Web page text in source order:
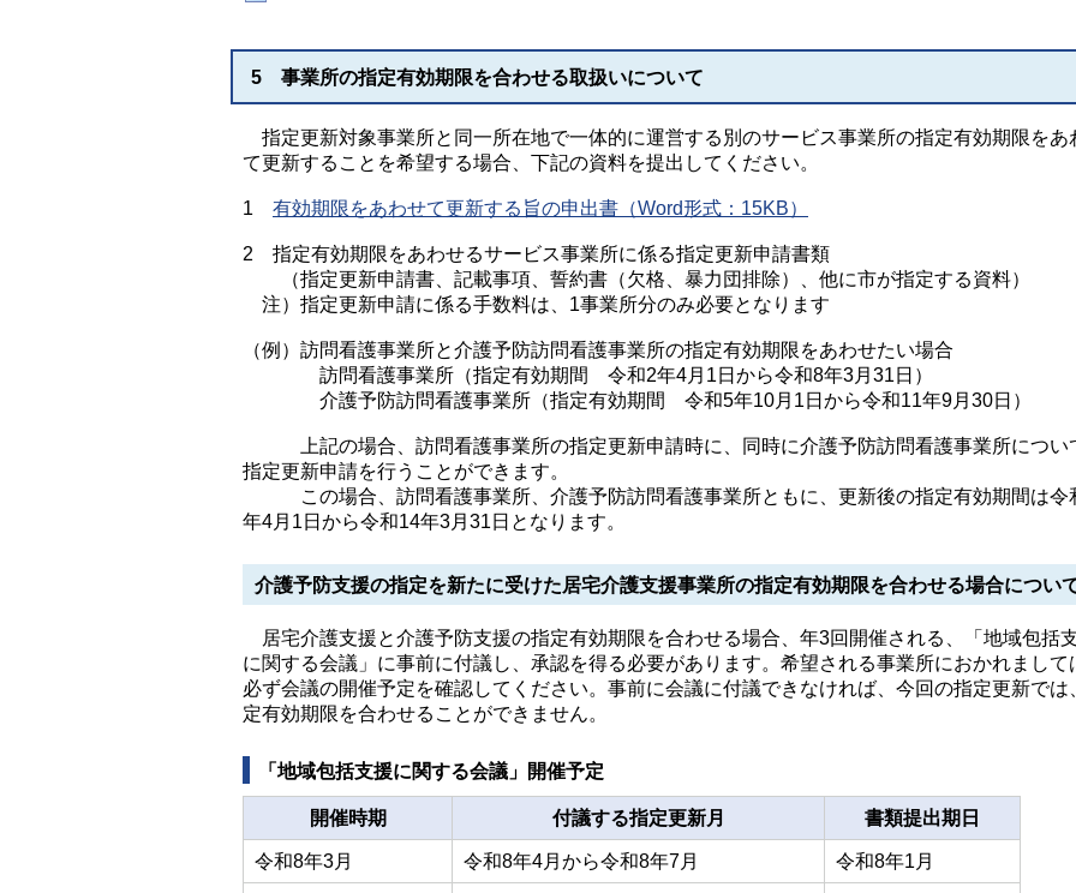
5 事業所の指定有効期限を合わせる取扱いについて
指定更新対象事業所と同一所在地で一体的に運営する別のサービス事業所の指定有効期限をあ
て更新することを希望する場合、下記の資料を提出してください。
1 有効期限をあわせて更新する旨の申出書（Word形式：15KB）
2 指定有効期限をあわせるサービス事業所に係る指定更新申請書類
（指定更新申請書、記載事項、誓約書（欠格、暴力団排除）、他に市が指定する資料）
注）指定更新申請に係る手数料は、1事業所分のみ必要となります
（例）訪問看護事業所と介護予防訪問看護事業所の指定有効期限をあわせたい場合
訪問看護事業所（指定有効期間 令和2年4月1日から令和8年3月31日）
介護予防訪問看護事業所（指定有効期間 令和5年10月1日から令和11年9月30日）
上記の場合、訪問看護事業所の指定更新申請時に、同時に介護予防訪問看護事業所につい
指定更新申請を行うことができます。
この場合、訪問看護事業所、介護予防訪問看護事業所ともに、更新後の指定有効期間は令
年4月1日から令和14年3月31日となります。
介護予防支援の指定を新たに受けた居宅介護支援事業所の指定有効期限を合わせる場合につい
居宅介護支援と介護予防支援の指定有効期限を合わせる場合、年3回開催される、「地域包括
に関する会議」に事前に付議し、承認を得る必要があります。希望される事業所におかれまして
必ず会議の開催予定を確認してください。事前に会議に付議できなければ、今回の指定更新では
定有効期限を合わせることができません。
「地域包括支援に関する会議」開催予定
開催時期 付議する指定更新月 書類提出期日
令和8年3月 令和8年4月から令和8年7月 令和8年1月